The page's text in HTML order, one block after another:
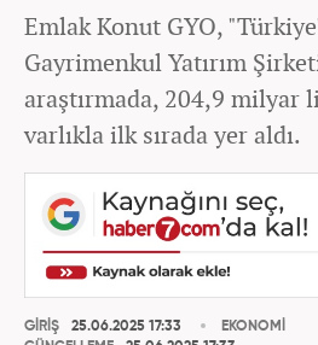
Emlak Konut GYO,
Gayrimenkul Yatırım
araştırmada, 204,9 milyar
varlıkla ilk sırada yer aldı.
GİRİŞ
25.06.2025 17:33
EKONOMİ